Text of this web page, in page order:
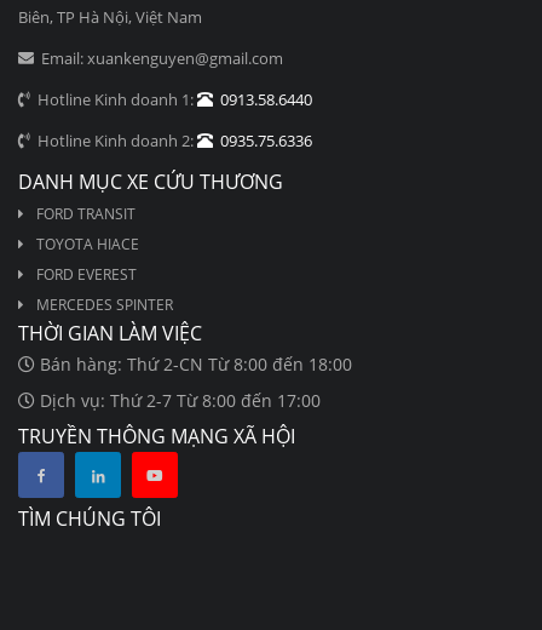
Biên, TP Hà Nội, Việt Nam
Email: xuankenguyen@gmail.com
Hotline Kinh doanh 1:
0913.58.6440
Hotline Kinh doanh 2:
0935.75.6336
DANH MỤC XE CỨU THƯƠNG
FORD TRANSIT
TOYOTA HIACE
FORD EVEREST
MERCEDES SPINTER
THỜI GIAN LÀM VIỆC
Bán hàng: Thứ 2-CN Từ 8:00 đến 18:00
Dịch vụ: Thứ 2-7 Từ 8:00 đến 17:00
TRUYỀN THÔNG MẠNG XÃ HỘI
TÌM CHÚNG TÔI